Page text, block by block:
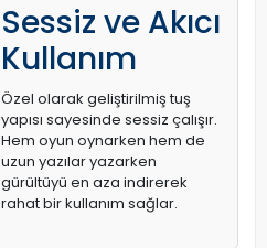
Sessiz ve Akıcı
Kullanım
Özel olarak geliştirilmiş tuş
yapısı sayesinde sessiz çalışır.
Hem oyun oynarken hem de
uzun yazılar yazarken
gürültüyü en aza indirerek
rahat bir kullanım sağlar.